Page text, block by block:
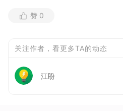
赞 0
关注作者，看更多TA的动态
江盼